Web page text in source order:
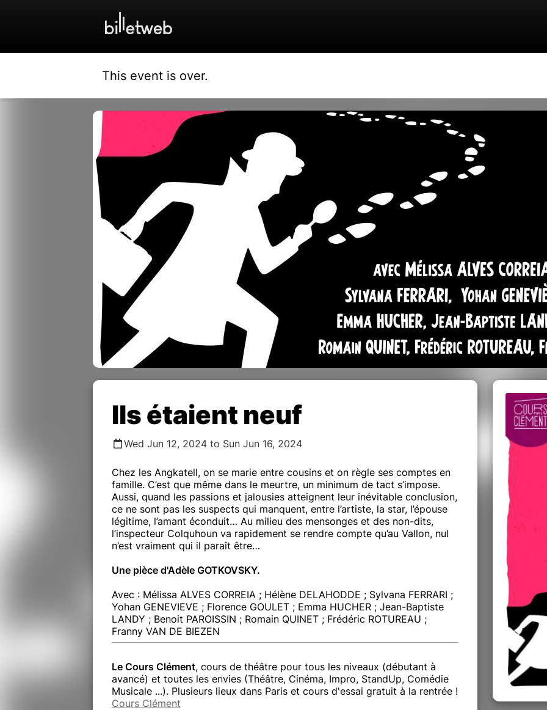
This event is over.
Ils étaient neuf
Wed Jun 12, 2024 to Sun Jun 16, 2024
Chez les Angkatell, on se marie entre cousins et on règle ses comptes en
famille. C’est que même dans le meurtre, un minimum de tact s’impose.
Aussi, quand les passions et jalousies atteignent leur inévitable conclusion,
ce ne sont pas les suspects qui manquent, entre l’artiste, la star, l’épouse
légitime, l’amant éconduit… Au milieu des mensonges et des non-dits,
l’inspecteur Colquhoun va rapidement se rendre compte qu’au Vallon, nul
n’est vraiment qui il paraît être…
Une pièce d'Adèle GOTKOVSKY.
Avec : Mélissa ALVES CORREIA ; Hélène DELAHODDE ; Sylvana FERRARI ;
Yohan GENEVIEVE ; Florence GOULET ; Emma HUCHER ; Jean-Baptiste
LANDY ; Benoit PAROISSIN ; Romain QUINET ; Frédéric ROTUREAU ;
Franny VAN DE BIEZEN
Le Cours Clément, cours de théâtre pour tous les niveaux (débutant à
avancé) et toutes les envies (Théâtre, Cinéma, Impro, StandUp, Comédie
Musicale ...). Plusieurs lieux dans Paris et cours d'essai gratuit à la rentrée !
Cours Clément